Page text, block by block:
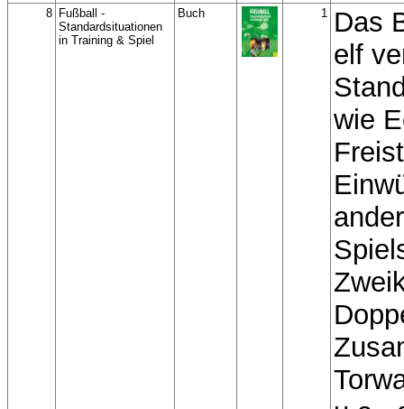
8 Fußball -
Standardsituationen
in Training & Spiel
Buch 1 Das
elf
wie